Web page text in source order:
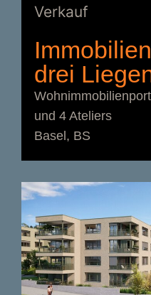
Verkauf
drei
und 4 Ateliers
Basel, BS